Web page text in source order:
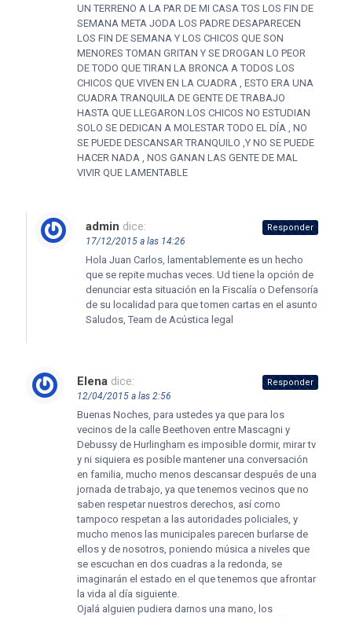
UN TERRENO A LA PAR DE MI CASA TOS LOS FIN DE
SEMANA META JODA LOS PADRE DESAPARECEN
LOS FIN DE SEMANA Y LOS CHICOS QUE SON
MENORES TOMAN GRITAN Y SE DROGAN LO PEOR
DE TODO QUE TIRAN LA BRONCA A TODOS LOS
CHICOS QUE VIVEN EN LA CUADRA , ESTO ERA UNA
CUADRA TRANQUILA DE GENTE DE TRABAJO
HASTA QUE LLEGARON.LOS CHICOS NO ESTUDIAN
SOLO SE DEDICAN A MOLESTAR TODO EL DÍA , NO
SE PUEDE DESCANSAR TRANQUILO ,Y NO SE PUEDE
HACER NADA , NOS GANAN LAS GENTE DE MAL
VIVIR QUE LAMENTABLE
admin dice:
17/12/2015 a las 14:26
Hola Juan Carlos, lamentablemente es un hecho
que se repite muchas veces. Ud tiene la opción de
denunciar esta situación en la Fiscalía o Defensoría
de su localidad para que tomen cartas en el asunto
Saludos, Team de Acústica legal
Responder
Elena dice:
12/04/2015 a las 2:56
Buenas Noches, para ustedes ya que para los
vecinos de la calle Beethoven entre Mascagni y
Debussy de Hurlingham es imposible dormir, mirar tv
y ni siquiera es posible mantener una conversación
en familia, mucho menos descansar después de una
jornada de trabajo, ya que tenemos vecinos que no
saben respetar nuestros derechos, así como
tampoco respetan a las autoridades policiales, y
mucho menos las municipales parecen burlarse de
ellos y de nosotros, poniendo música a niveles que
se escuchan en dos cuadras a la redonda, se
imaginarán el estado en el que tenemos que afrontar
la vida al día siguiente.
Ojalá alguien pudiera darnos una mano, los
Responder